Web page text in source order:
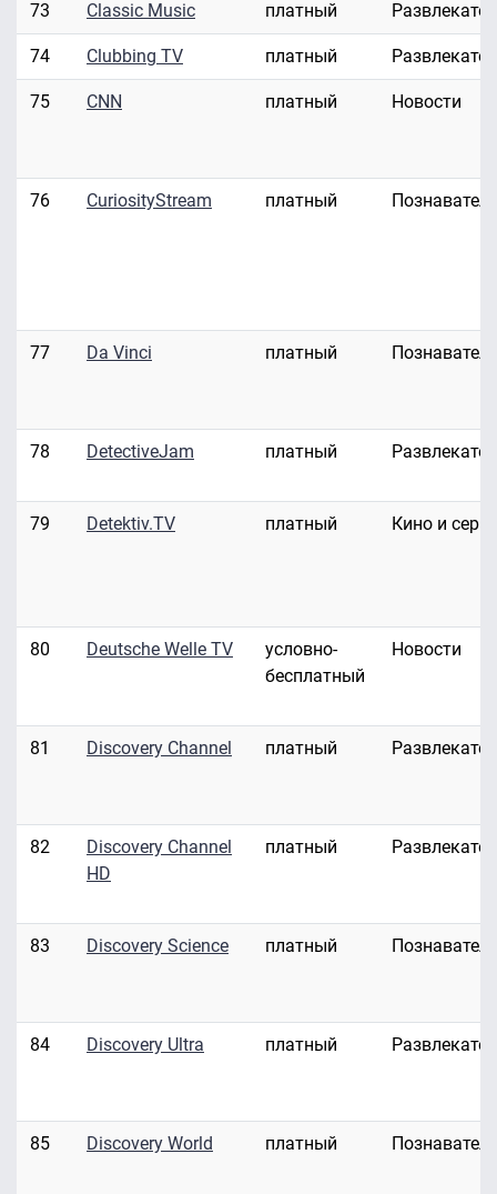
73 Classic Music платный
74 Clubbing TV платный
75 CNN платный Новости
76 CuriosityStream платный
77 Da Vinci платный
78 DetectiveJam платный
79 Detektiv.TV платный Кино и
80 Deutsche Welle TV
условно-
бесплатный
Новости
81 Discovery Channel платный
82
Discovery Channel
HD
платный
83 Discovery Science платный
84 Discovery Ultra платный
85 Discovery World платный